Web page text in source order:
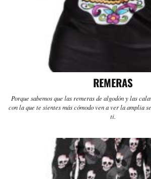
REMERAS
Porque sabemos que las remeras de algodón y las
con la que te sientes más cómodo ven a ver la amplia
ti.